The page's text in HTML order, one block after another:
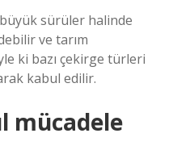
sürüler halinde
ve tarım
ki bazı çekirge türleri
kabul edilir.
mücadele